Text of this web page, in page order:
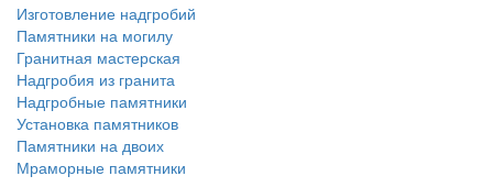
Изготовление надгробий
Памятники на могилу
Гранитная мастерская
Надгробия из гранита
Надгробные памятники
Установка памятников
Памятники на двоих
Мраморные памятники